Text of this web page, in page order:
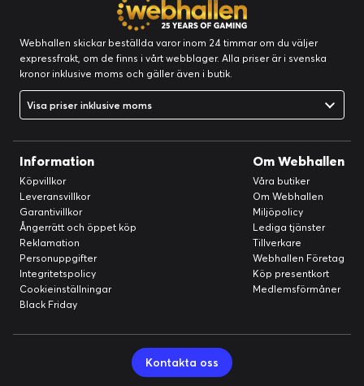
Webhallen skickar beställda varor inom 24 timmar om du väljer
expressfrakt, om de finns i vårt webblager. Alla priser är i svenska
kronor inklusive moms och gäller även i butik.
Visa priser inklusive moms
Information
Köpvillkor
Leveransvillkor
Garantivillkor
Ångerrätt och öppet köp
Reklamation
Personuppgifter
Integritetspolicy
Cookieinställningar
Black Friday
Om Webhallen
Våra butiker
Om Webhallen
Miljöpolicy
Lediga tjänster
Tillverkare
Webhallen Företag
Köp presentkort
Medlemsförmåner
Kontakta oss